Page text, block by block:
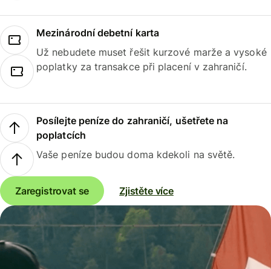
Mezinárodní debetní karta
Už nebudete muset řešit kurzové marže a vysoké
poplatky za transakce při placení v zahraničí.
Posílejte peníze do zahraničí, ušetřete na
poplatcích
Vaše peníze budou doma kdekoli na světě.
Zaregistrovat se Zjistěte více